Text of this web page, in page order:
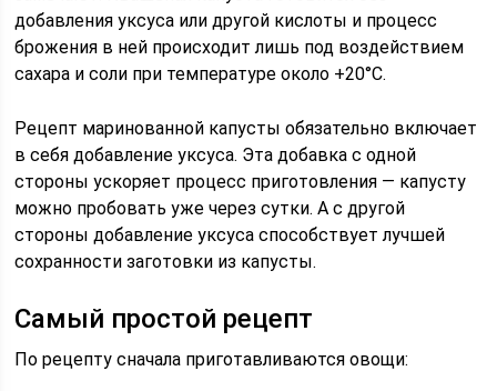
добавления уксуса или другой кислоты и процесс
брожения в ней происходит лишь под воздействием
сахара и соли при температуре около +20°С.
Рецепт маринованной капусты обязательно включает
в себя добавление уксуса. Эта добавка с одной
стороны ускоряет процесс приготовления — капусту
можно пробовать уже через сутки. А с другой
стороны добавление уксуса способствует лучшей
сохранности заготовки из капусты.
Самый простой рецепт
По рецепту сначала приготавливаются овощи: